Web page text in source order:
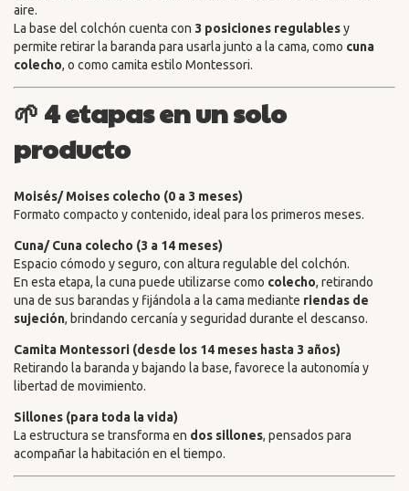
aire.
La base del colchón cuenta con 3 posiciones regulablesy
permite retirar la baranda para usarla junto a la cama, como cuna
colecho, o como camita estilo Montessori.
🌱 4 etapas en un solo
producto
Moisés/ Moises colecho (0 a 3 meses)
Formato compacto y contenido, ideal para los primeros meses.
Cuna/ Cuna colecho (3 a 14 meses)
Espacio cómodo y seguro, con altura regulable del colchón.
En esta etapa, la cuna puede utilizarse como colecho, retirando
una de sus barandas y fijándola a la cama mediante riendas de
sujeción, brindando cercanía y seguridad durante el descanso.
Camita Montessori (desde los 14 meses hasta 3 años)
Retirando la baranda y bajando la base, favorece la autonomía y
libertad de movimiento.
Sillones (para toda la vida)
La estructura se transforma en dos sillones, pensados para
acompañar la habitación en el tiempo.